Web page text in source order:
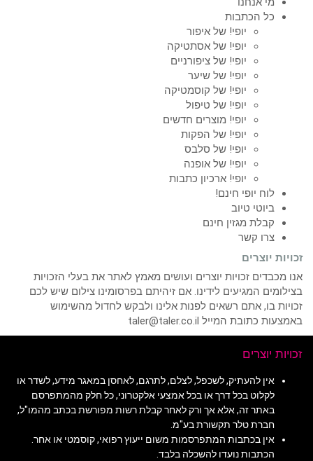
כל הכתבות
יופי! של איפור
יופי! של אסתטיקה
יופי! של ציפורניים
יופי! של שיער
יופי! של קוסמטיקה
יופי! של טיפול
יופי! מוצרים חדשים
יופי! של הפקות
יופי! של סלבס
יופי! של אופנה
יופי! ארכיון כתבות
לוח יופי חינם!
ביוטי טיוב
קבלת מגזין חינם
צרו קשר
זכויות יוצרים
אנו מכבדים זכויות יוצרים ועושים מאמץ לאתר את בעלי הזכויות
בצילומים המגיעים לידינו. אם זיהיתם בפרסומינו צילום שיש לכם
זכויות בו, אתם רשאים לפנות אלינו ולבקש לחדול מהשימוש
באמצעות כתובת המייל taler@taler.co.il
זכויות יוצרים
אין להעתיק, לשכפל, לצלם, לתרגם, לאחסן במאגר מידע, לשדר או
לקלוט בכל דרך או בכל אמצעי אלקטרוני, כל חלק מהמתפרסם
באתר זה, אלא אך ורק לאחר קבלת רשות מפורשת בכתב מהמו"ל,
חברת טלר תקשורת בע"מ.
אין בכתבות המתפרסמות משום ייעוץ רפואי, קוסמטי או אחר.
הכתבות נועדו להשכלה בלבד.